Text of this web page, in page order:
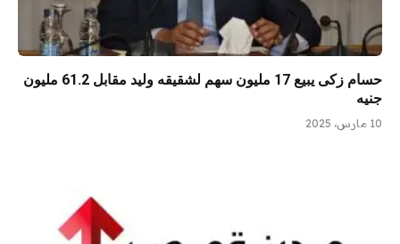
حسام زكى يبيع 17 مليون سهم لشقيقه وليد مقابل 61.2 مليون
جنيه
10 مارس، 2025